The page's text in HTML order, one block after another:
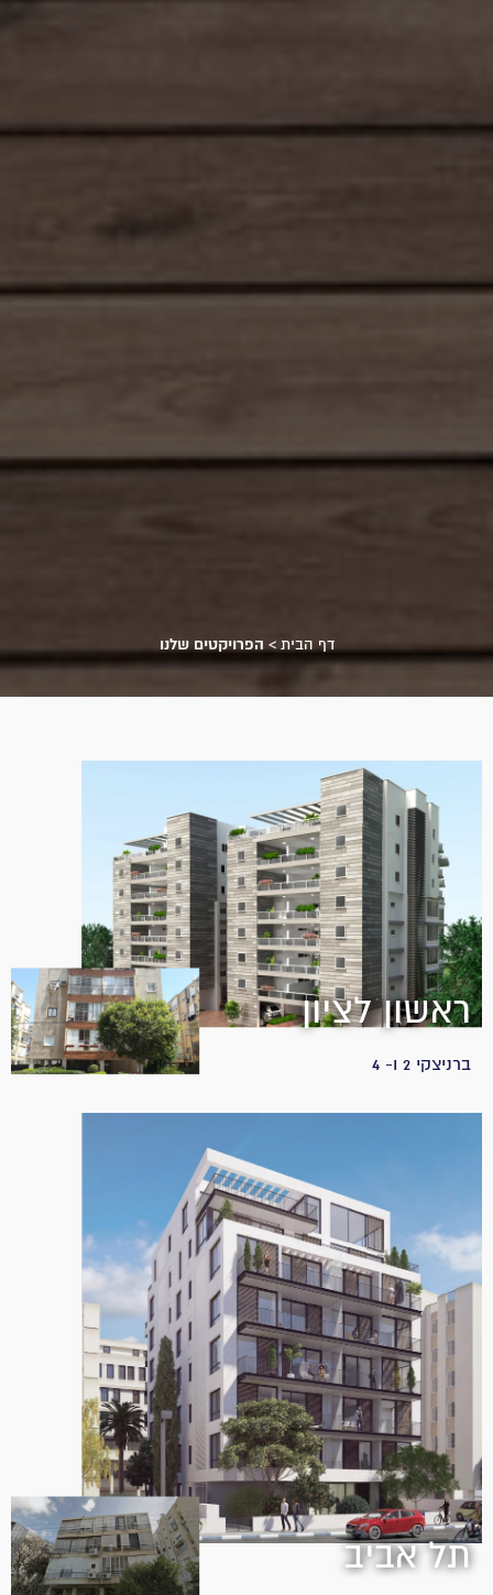
דף הבית > הפרויקטים שלנו
ראשון לציון
ברניצקי 2 ו- 4
תל אביב